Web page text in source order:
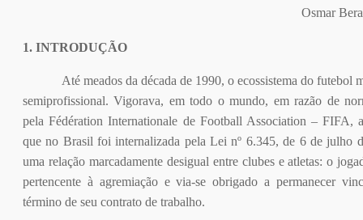
Osmar
1. INTRODUÇÃO
Até meados da década de 1990, o ecossistema do futebol
semiprofissional. Vigorava, em todo o mundo, em razão de
pela Fédération Internationale de Football Association – FIFA,
que no Brasil foi internalizada pela Lei nº 6.345, de 6 de julho
uma relação marcadamente desigual entre clubes e atletas: o
pertencente à agremiação e via-se obrigado a permanecer
término de seu contrato de trabalho.